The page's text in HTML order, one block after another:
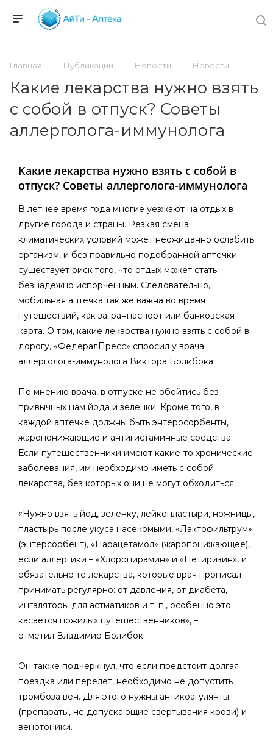
Главная Публикации Новости Новости
Какие лекарства нужно взять
с собой в отпуск? Советы
аллерголога-иммунолога
Какие лекарства нужно взять с собой в
отпуск? Советы аллерголога-иммунолога
В летнее время года многие уезжают на отдых в
другие города и страны. Резкая смена
климатических условий может неожиданно ослабить
организм, и без правильно подобранной аптечки
существует риск того, что отдых может стать
безнадежно испорченным. Следовательно,
мобильная аптечка так же важна во время
путешествий, как загранпаспорт или банковская
карта. О том, какие лекарства нужно взять с собой в
дорогу, «ФедералПресс» спросил у врача
аллерголога-иммунолога Виктора Болибока.
По мнению врача, в отпуске не обойтись без
привычных нам йода и зеленки. Кроме того, в
каждой аптечке должны быть энтеросорбенты,
жаропонижающие и антигистаминные средства.
Если путешественники имеют какие-то хронические
заболевания, им необходимо иметь с собой
лекарства, без которых они не могут обходиться.
«Нужно взять йод, зеленку, лейкопластыри, ножницы,
пластырь после укуса насекомыми, «Лактофильтрум»
(энтерсорбент), «Парацетамол» (жаропонижающее),
если аллергики – «Хлоропирамин» и «Цетиризин», и
обязательно те лекарства, которые врач прописал
принимать регулярно: от давления, от диабета,
ингаляторы для астматиков и т. п., особенно это
касается пожилых путешественников», –
отметил Владимир Болибок.
Он также подчеркнул, что если предстоит долгая
поездка или перелет, необходимо не допустить
тромбоза вен. Для этого нужны антикоагулянты
(препараты, не допускающие свертывания крови) и
венотоники.